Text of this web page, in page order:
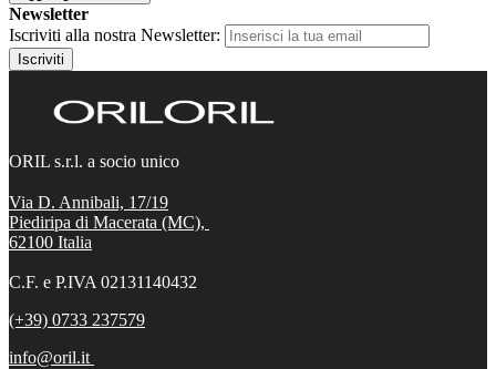
Newsletter
Iscriviti alla nostra Newsletter:
Iscriviti
ORIL s.r.l. a socio unico
Via D. Annibali, 17/19
Piediripa di Macerata (MC),
62100 Italia
C.F. e P.IVA 02131140432
(+39) 0733 237579
info@oril.it